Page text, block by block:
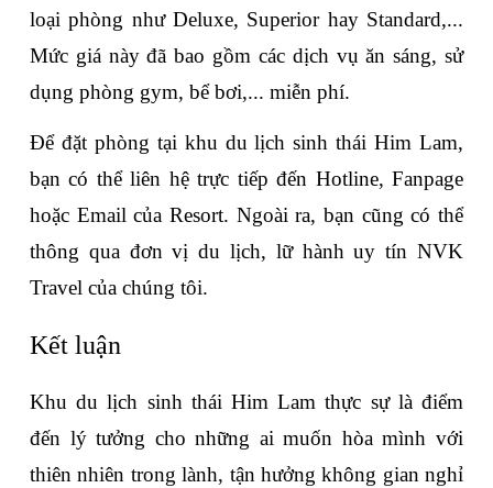
loại phòng như Deluxe, Superior hay Standard,...
Mức giá này đã bao gồm các dịch vụ ăn sáng, sử
dụng phòng gym, bể bơi,... miễn phí.
Để đặt phòng tại khu du lịch sinh thái Him Lam,
bạn có thể liên hệ trực tiếp đến Hotline, Fanpage
hoặc Email của Resort. Ngoài ra, bạn cũng có thể
thông qua đơn vị du lịch, lữ hành uy tín NVK
Travel của chúng tôi.
Kết luận
Khu du lịch sinh thái Him Lam thực sự là điểm
đến lý tưởng cho những ai muốn hòa mình với
thiên nhiên trong lành, tận hưởng không gian nghỉ